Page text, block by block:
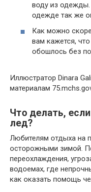
воду из одежды.
одежде так же
Как можно
вам кажется,
обошлось без
Иллюстратор Dinara
материалам
Что делать,
лед?
Любителям отдыха на
осторожными зимой.
переохлаждения,
водоемах, где
как оказать помощь